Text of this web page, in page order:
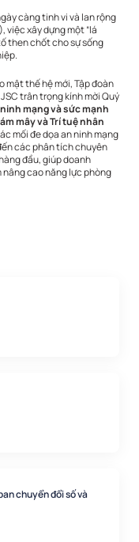
càng tinh vi và lan rộng
việc xây dựng một “lá
then chốt cho sự sống
mật thế hệ mới, Tập đoàn
trân trọng kính mời Quý
mạng và sức mạnh
mây và Trí tuệ nhân
mối đe dọa an ninh mạng
các phân tích chuyên
đầu, giúp doanh
cao năng lực phòng
chuyển đổi số và